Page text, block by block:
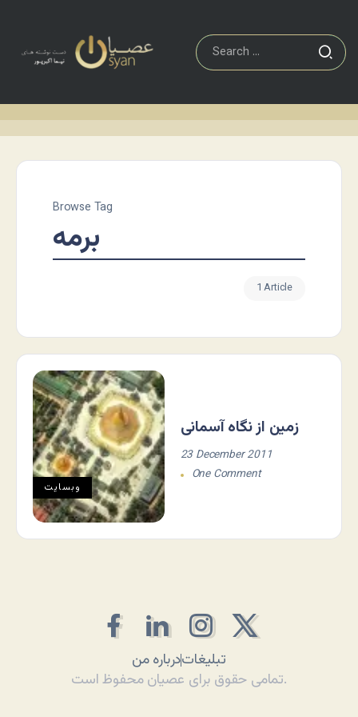
Browse Tag
برمه
1 Article
وبسایت
زمین از نگاه آسمانی
23 December 2011
One Comment
درباره منتبلیغات
تمامی حقوق برای عصیان محفوظ است.